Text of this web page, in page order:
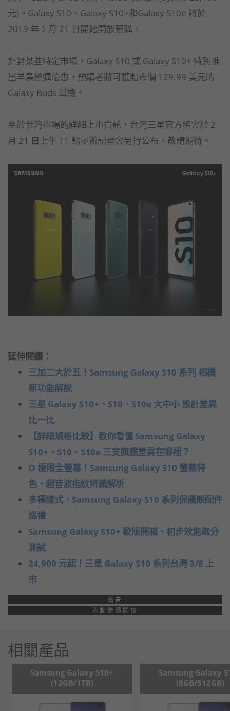
元)。Galaxy S10、Galaxy S10+和Galaxy S10e 將於
2019 年 2 月 21 日開始開放預購。
針對某些特定市場，Galaxy S10 或 Galaxy S10+ 特別推
出早鳥預購優惠，預購者將可獲贈市價 129.99 美元的
Galaxy Buds 耳機。
至於台灣市場的詳細上市資訊，台灣三星官方將會於 2
月 21 日上午 11 點舉辦記者會另行公布，敬請期待。
延伸閱讀：
三加二大於五！Samsung Galaxy S10 系列 相機
新功能解說
三星 Galaxy S10+、S10、S10e 大中小 設計差異
比一比
【詳細規格比較】教你看懂 Samsung Galaxy
S10+、S10、S10e 三支旗艦差異在哪裡？
O 極限全螢幕！Samsung Galaxy S10 螢幕特
色、超音波指紋辨識解析
多種樣式，Samsung Galaxy S10 系列保護殼配件
巡禮
Samsung Galaxy S10+ 歐版開箱、初步效能跑分
測試
24,900 元起！三星 Galaxy S10 系列台灣 3/8 上
市
廣告
捲動繼續閱讀
相關產品
Samsung Galaxy S10+
(12GB/1TB)
Samsung Galaxy
(8GB/512GB)